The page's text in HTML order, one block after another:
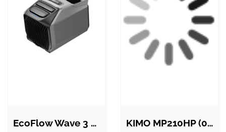
EcoFlow Wave 3 - Bærbar aircondition &… KIMO MP210HP (0..2000 mbar)